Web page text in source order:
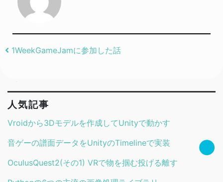
Post navigation
1WeekGameJamに参加した話
人気記事
Vroidから3Dモデルを作成してUnityで動かす
音ゲーの譜面データをUnityのTimelineで実装
OculusQuest2(その1) VRで物を掴む投げる離す